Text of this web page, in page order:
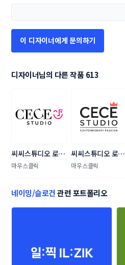
이 디자이너에게 문의하기
디자이너님의 다른 작품 613
씨씨스튜디오 로고
콘테스트
마우스클릭
씨씨스튜디오 로고
콘테스트
마우스클릭
네이밍/슬로건관련 포트폴리오